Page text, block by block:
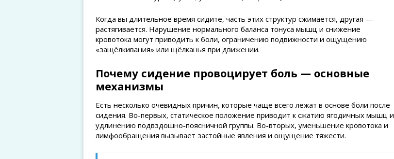
Когда вы длительное время сидите, часть этих структур сжимается, другая —
растягивается. Нарушение нормального баланса тонуса мышц и снижение
кровотока могут приводить к боли, ограничению подвижности и ощущению
«защёлкивания» или щёлканья при движении.
Почему сидение провоцирует боль — основные
механизмы
Есть несколько очевидных причин, которые чаще всего лежат в основе боли после
сидения. Во-первых, статическое положение приводит к сжатию ягодичных мышц и
удлинению подвздошно-поясничной группы. Во-вторых, уменьшение кровотока и
лимфообращения вызывает застойные явления и ощущение тяжести.